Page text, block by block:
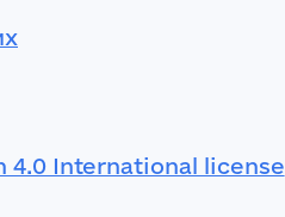
4.0 International license